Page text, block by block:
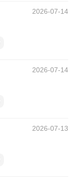
2026-07-14
2026-07-14
2026-07-13